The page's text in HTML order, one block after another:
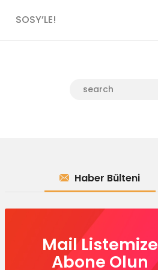
SOSY’LE!
Haber Bülteni
Mail Listemize
Abone Olun